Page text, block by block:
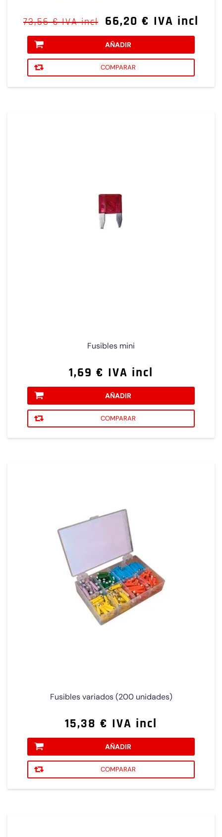
73,56 € IVA incl 66,20 € IVA incl
AÑADIR
COMPARAR
Fusibles mini
1,69 € IVA incl
AÑADIR
COMPARAR
Fusibles variados (200 unidades)
15,38 € IVA incl
AÑADIR
COMPARAR